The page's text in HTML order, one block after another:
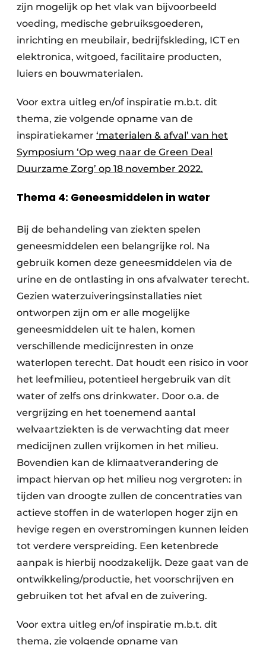
zijn mogelijk op het vlak van bijvoorbeeld
voeding, medische gebruiksgoederen,
inrichting en meubilair, bedrijfskleding, ICT en
elektronica, witgoed, facilitaire producten,
luiers en bouwmaterialen.
Voor extra uitleg en/of inspiratie m.b.t. dit
thema, zie volgende opname van de
inspiratiekamer ‘materialen & afval’ van het
Symposium ‘Op weg naar de Green Deal
Duurzame Zorg’ op 18 november 2022.
Thema 4: Geneesmiddelen in water
Bij de behandeling van ziekten spelen
geneesmiddelen een belangrijke rol. Na
gebruik komen deze geneesmiddelen via de
urine en de ontlasting in ons afvalwater terecht.
Gezien waterzuiveringsinstallaties niet
ontworpen zijn om er alle mogelijke
geneesmiddelen uit te halen, komen
verschillende medicijnresten in onze
waterlopen terecht. Dat houdt een risico in voor
het leefmilieu, potentieel hergebruik van dit
water of zelfs ons drinkwater. Door o.a. de
vergrijzing en het toenemend aantal
welvaartziekten is de verwachting dat meer
medicijnen zullen vrijkomen in het milieu.
Bovendien kan de klimaatverandering de
impact hiervan op het milieu nog vergroten: in
tijden van droogte zullen de concentraties van
actieve stoffen in de waterlopen hoger zijn en
hevige regen en overstromingen kunnen leiden
tot verdere verspreiding. Een ketenbrede
aanpak is hierbij noodzakelijk. Deze gaat van de
ontwikkeling/productie, het voorschrijven en
gebruiken tot het afval en de zuivering.
Voor extra uitleg en/of inspiratie m.b.t. dit
thema, zie volgende opname van